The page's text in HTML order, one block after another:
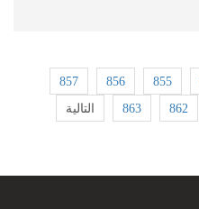
855
856
857
862
863 التالية